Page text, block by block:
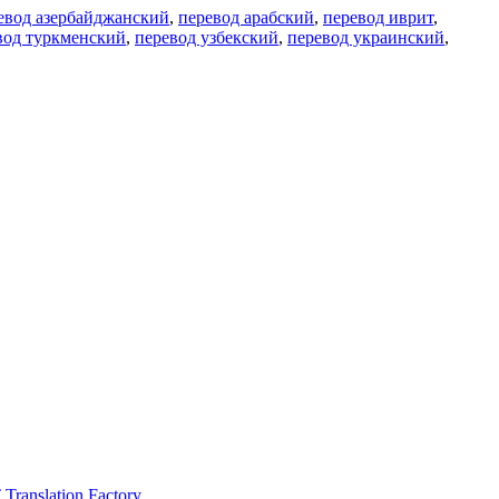
азербайджанский, перевод арабский, перевод иврит,
туркменский, перевод узбекский, перевод украинский,